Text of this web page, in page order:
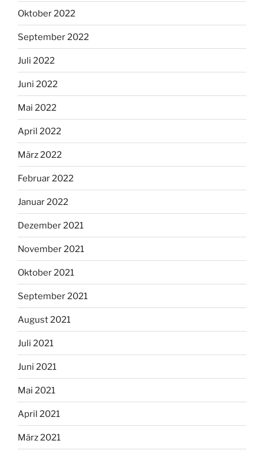
Oktober 2022
September 2022
Juli 2022
Juni 2022
Mai 2022
April 2022
März 2022
Februar 2022
Januar 2022
Dezember 2021
November 2021
Oktober 2021
September 2021
August 2021
Juli 2021
Juni 2021
Mai 2021
April 2021
März 2021